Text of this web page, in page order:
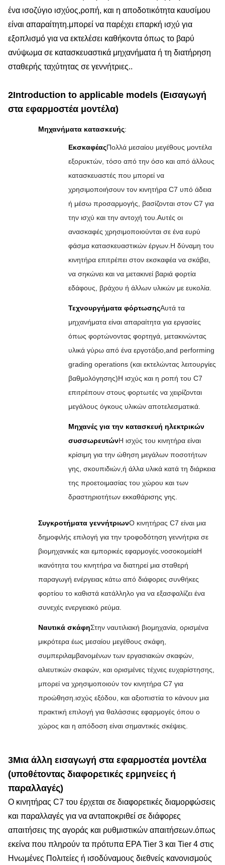
ένα ισοζύγιο ισχύος,ροπή, και η αποδοτικότητα καυσίμου
είναι απαραίτητη.μπορεί να παρέχει επαρκή ισχύ για
εξοπλισμό για να εκτελέσει καθήκοντα όπως το βαρύ
ανύψωμα σε κατασκευαστικά μηχανήματα ή τη διατήρηση
σταθερής ταχύτητας σε γεννήτριες..
2Introduction to applicable models (Εισαγωγή
στα εφαρμοστέα μοντέλα)
Μηχανήματα κατασκευής:
ΕκσκαφέαςΠολλά μεσαίου μεγέθους μοντέλα
εξορυκτών, τόσο από την όσο και από άλλους
κατασκευαστές που μπορεί να
χρησιμοποιήσουν τον κινητήρα C7 υπό άδεια
ή μέσω προσαρμογής, βασίζονται στον C7 για
την ισχύ και την αντοχή του.Αυτές οι
ανασκαφές χρησιμοποιούνται σε ένα ευρύ
φάσμα κατασκευαστικών έργων.Η δύναμη του
κινητήρα επιτρέπει στον εκσκαφέα να σκάβει,
να σηκώνει και να μετακινεί βαριά φορτία
εδάφους, βράχου ή άλλων υλικών με ευκολία.
Τεχνουργήματα φόρτωσηςΑυτά τα
μηχανήματα είναι απαραίτητα για εργασίες
όπως φορτώνοντας φορτηγά, μετακινώντας
υλικά γύρω από ένα εργοτάξιο,and performing
grading operations (και εκτελώντας λειτουργίες
βαθμολόγησης)Η ισχύς και η ροπή του C7
επιτρέπουν στους φορτωτές να χειρίζονται
μεγάλους όγκους υλικών αποτελεσματικά.
Μηχανές για την κατασκευή ηλεκτρικών
συσσωρευτώνΗ ισχύς του κινητήρα είναι
κρίσιμη για την ώθηση μεγάλων ποσοτήτων
γης, σκουπιδιών,ή άλλα υλικά κατά τη διάρκεια
της προετοιμασίας του χώρου και των
δραστηριοτήτων εκκαθάρισης γης.
Συγκροτήματα γεννήτριωνΟ κινητήρας C7 είναι μια
δημοφιλής επιλογή για την τροφοδότηση γεννήτρια σε
βιομηχανικές και εμπορικές εφαρμογές.νοσοκομείαΗ
ικανότητα του κινητήρα να διατηρεί μια σταθερή
παραγωγή ενέργειας κάτω από διάφορες συνθήκες
φορτίου το καθιστά κατάλληλο για να εξασφαλίζει ένα
συνεχές ενεργειακό ρεύμα.
Ναυτικά σκάφηΣτην ναυτιλιακή βιομηχανία, ορισμένα
μικρότερα έως μεσαίου μεγέθους σκάφη,
συμπεριλαμβανομένων των εργασιακών σκαφών,
αλιευτικών σκαφών, και ορισμένες τέχνες ευχαρίστησης,
μπορεί να χρησιμοποιούν τον κινητήρα C7 για
προώθηση.ισχύς εξόδου, και αξιοπιστία το κάνουν μια
πρακτική επιλογή για θαλάσσιες εφαρμογές όπου ο
χώρος και η απόδοση είναι σημαντικές σκέψεις.
3Μια άλλη εισαγωγή στα εφαρμοστέα μοντέλα
(υποθέτοντας διαφορετικές ερμηνείες ή
παραλλαγές)
Ο κινητήρας C7 του έρχεται σε διαφορετικές διαμορφώσεις
και παραλλαγές για να ανταποκριθεί σε διάφορες
απαιτήσεις της αγοράς και ρυθμιστικών απαιτήσεων.όπως
εκείνα που πληρούν τα πρότυπα EPA Tier 3 και Tier 4 στις
Ηνωμένες Πολιτείες ή ισοδύναμους διεθνείς κανονισμούς